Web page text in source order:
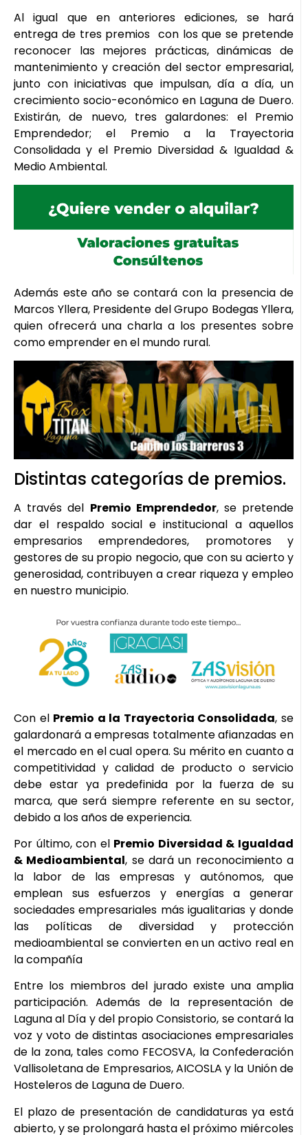
Al igual que en anteriores ediciones, se hará
entrega de tres premios con los que se pretende
reconocer las mejores prácticas, dinámicas de
mantenimiento y creación del sector empresarial,
junto con iniciativas que impulsan, día a día, un
crecimiento socio-económico en Laguna de Duero.
Existirán, de nuevo, tres galardones: el Premio
Emprendedor; el Premio a la Trayectoria
Consolidada y el Premio Diversidad & Igualdad &
Medio Ambiental.
Además este año se contará con la presencia de
Marcos Yllera, Presidente del Grupo Bodegas Yllera,
quien ofrecerá una charla a los presentes sobre
como emprender en el mundo rural.
Distintas categorías de premios.
A través del Premio Emprendedor, se pretende
dar el respaldo social e institucional a aquellos
empresarios emprendedores, promotores y
gestores de su propio negocio, que con su acierto y
generosidad, contribuyen a crear riqueza y empleo
en nuestro municipio.
Con el Premio a la Trayectoria Consolidada, se
galardonará a empresas totalmente afianzadas en
el mercado en el cual opera. Su mérito en cuanto a
competitividad y calidad de producto o servicio
debe estar ya predefinida por la fuerza de su
marca, que será siempre referente en su sector,
debido a los años de experiencia.
Por último, con el Premio Diversidad & Igualdad
& Medioambiental, se dará un reconocimiento a
la labor de las empresas y autónomos, que
emplean sus esfuerzos y energías a generar
sociedades empresariales más igualitarias y donde
las políticas de diversidad y protección
medioambiental se convierten en un activo real en
la compañía
Entre los miembros del jurado existe una amplia
participación. Además de la representación de
Laguna al Día y del propio Consistorio, se contará la
voz y voto de distintas asociaciones empresariales
de la zona, tales como FECOSVA, la Confederación
Vallisoletana de Empresarios, AICOSLA y la Unión de
Hosteleros de Laguna de Duero.
El plazo de presentación de candidaturas ya está
abierto, y se prolongará hasta el próximo miércoles